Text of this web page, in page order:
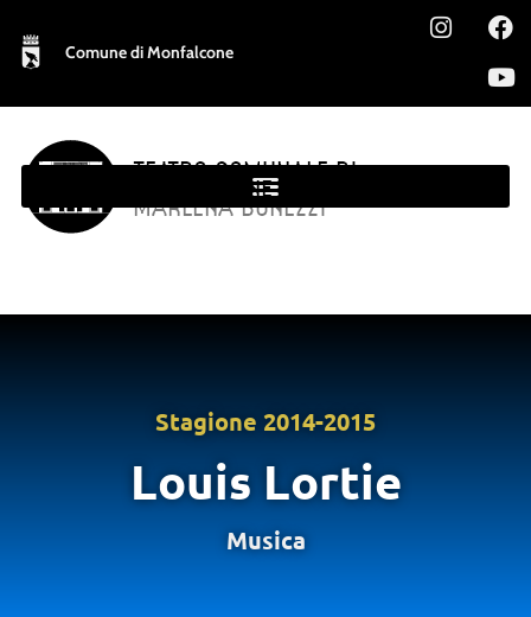
Comune di Monfalcone
TEATRO COMUNALE DI
MONFALCONE
MARLENA BONEZZI
Stagione 2014-2015
Louis Lortie
Musica